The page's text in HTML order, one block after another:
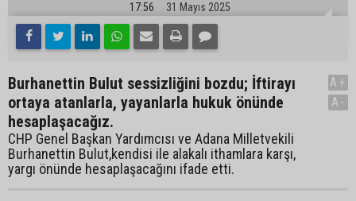
17:56 31 Mayıs 2025
Burhanettin Bulut sessizliğini bozdu; İftirayı
ortaya atanlarla, yayanlarla hukuk önünde
hesaplaşacağız.
CHP Genel Başkan Yardımcısı ve Adana Milletvekili
Burhanettin Bulut,kendisi ile alakalı ithamlara karşı,
yargı önünde hesaplaşacağını ifade etti.
A+
A-